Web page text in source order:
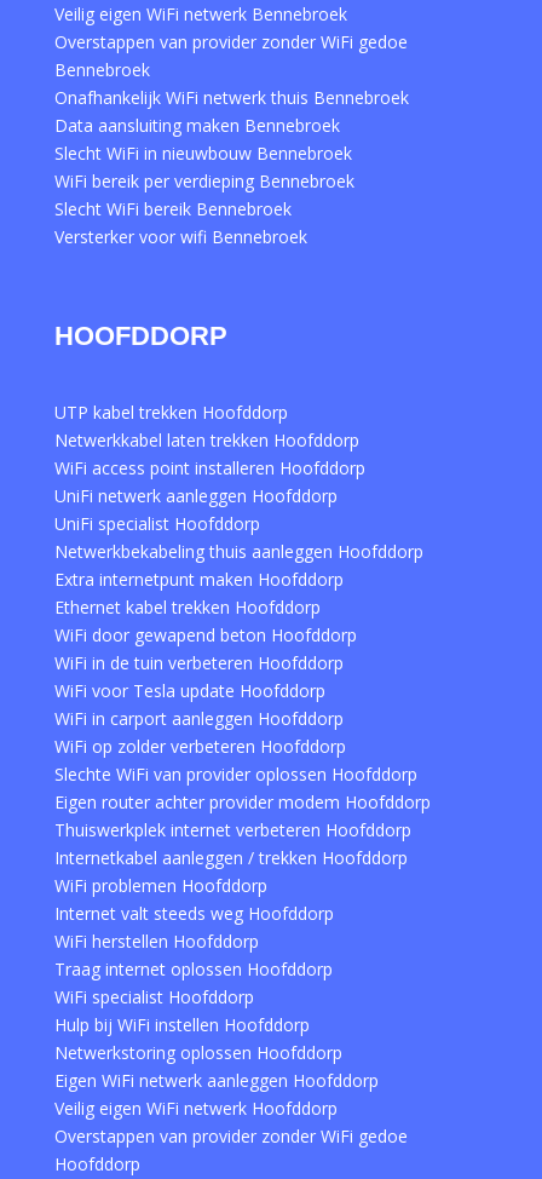
Veilig eigen WiFi netwerk Bennebroek
Overstappen van provider zonder WiFi gedoe
Bennebroek
Onafhankelijk WiFi netwerk thuis Bennebroek
Data aansluiting maken Bennebroek
Slecht WiFi in nieuwbouw Bennebroek
WiFi bereik per verdieping Bennebroek
Slecht WiFi bereik Bennebroek
Versterker voor wifi Bennebroek
HOOFDDORP
UTP kabel trekken Hoofddorp
Netwerkkabel laten trekken Hoofddorp
WiFi access point installeren Hoofddorp
UniFi netwerk aanleggen Hoofddorp
UniFi specialist Hoofddorp
Netwerkbekabeling thuis aanleggen Hoofddorp
Extra internetpunt maken Hoofddorp
Ethernet kabel trekken Hoofddorp
WiFi door gewapend beton Hoofddorp
WiFi in de tuin verbeteren Hoofddorp
WiFi voor Tesla update Hoofddorp
WiFi in carport aanleggen Hoofddorp
WiFi op zolder verbeteren Hoofddorp
Slechte WiFi van provider oplossen Hoofddorp
Eigen router achter provider modem Hoofddorp
Thuiswerkplek internet verbeteren Hoofddorp
Internetkabel aanleggen / trekken Hoofddorp
WiFi problemen Hoofddorp
Internet valt steeds weg Hoofddorp
WiFi herstellen Hoofddorp
Traag internet oplossen Hoofddorp
WiFi specialist Hoofddorp
Hulp bij WiFi instellen Hoofddorp
Netwerkstoring oplossen Hoofddorp
Eigen WiFi netwerk aanleggen Hoofddorp
Veilig eigen WiFi netwerk Hoofddorp
Overstappen van provider zonder WiFi gedoe
Hoofddorp